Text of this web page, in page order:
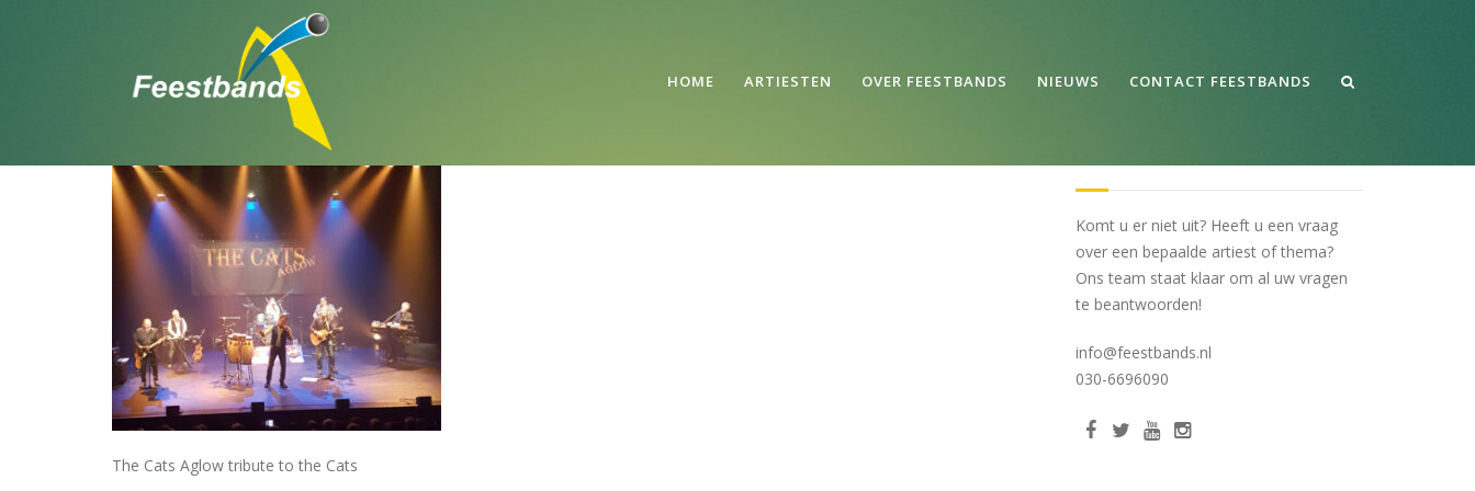
HOME ARTIESTEN OVER FEESTBANDS NIEUWS CONTACT FEESTBANDS
THE CATS AGLOW TRIBUTE TO THE CATS
THE CATS AGLOW TRIBUTE TO THE CATS
The Cats Aglow tribute to the Cats
Komt u er niet uit? Heeft u een vraag
over een bepaalde artiest of thema?
Ons team staat klaar om al uw vragen
te beantwoorden!
info@feestbands.nl
030-6696090